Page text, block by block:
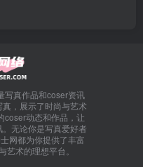
写真作品和coser资讯
，展示了时尚与艺术
coser动态和作品，让
无论你是写真爱好者
网都为你提供了丰富
艺术的理想平台。